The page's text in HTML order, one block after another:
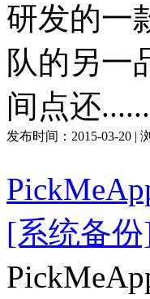
研发的一
队的另一
间点还......
发布时间： 2015-03-20 |
[系统备